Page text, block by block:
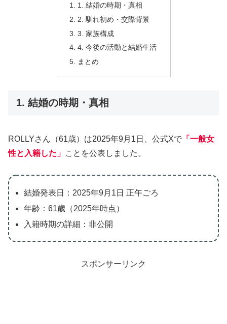
1. 結婚の時期・真相
2. 馴れ初め・交際背景
3. 家族構成
4. 今後の活動と結婚生活
まとめ
1. 結婚の時期・真相
ROLLYさん（61歳）は2025年9月1日、公式Xで 「一般女
性と入籍した」 ことを公表しました。
結婚発表日：2025年9月1日 正午ごろ
年齢：61歳（2025年時点）
入籍時期の詳細：非公開
スポンサーリンク